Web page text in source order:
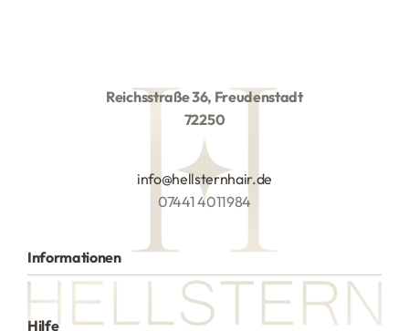
Reichsstraße 36, Freudenstadt
72250
info@hellsternhair.de
07441 4011984
Informationen
Hilfe